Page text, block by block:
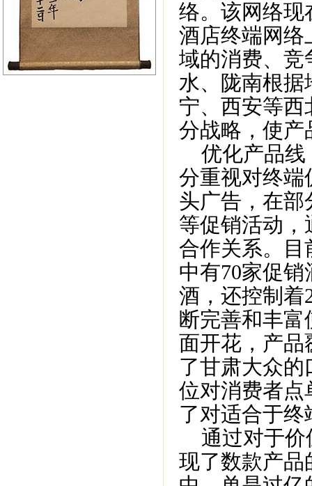
络。该网络现
酒店终端网络
域的消费、竞
水、陇南根据
宁、西安等
分战略，使产
优化产品线
分重视对终端
头广告，在
等促销活动
合作关系。目
中有70家促
酒，还控制着
断完善和丰
面开花，产品
了甘肃大众
位对消费者点
了对适合于
通过对于价
现了数款产品